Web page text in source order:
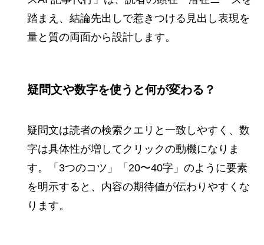
踏まえ、結論先出しで惹きつける見出し表現を
量と質の両面から設計します。
疑問文や数字を使うと何が変わる？
疑問文は読者の検索クエリと一致しやすく、数
字は具体性が増してクリックの動機になりま
す。「3つのコツ」「20〜40字」のように要素
を明示すると、内容の期待値が伝わりやすくな
ります。